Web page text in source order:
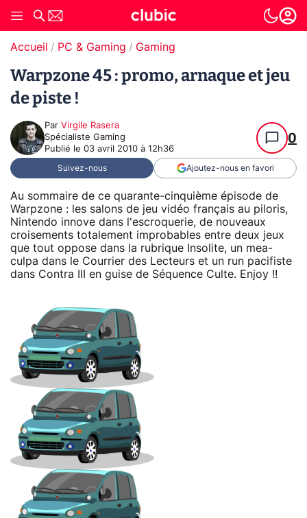
Accueil PC & Gaming Gaming
Warpzone 45 : promo, arnaque et jeu
de piste !
Par Virgile Rasera
Spécialiste Gaming
Publié le 03 avril 2010 à 12h36
0
Suivez-nous Ajoutez-nous en favori
Au sommaire de ce quarante-cinquième épisode de
Warpzone : les salons de jeu vidéo français au piloris,
Nintendo innove dans l'escroquerie, de nouveaux
croisements totalement improbables entre deux jeux
que tout oppose dans la rubrique Insolite, un mea-
culpa dans le Courrier des Lecteurs et un run pacifiste
dans Contra III en guise de Séquence Culte. Enjoy !!